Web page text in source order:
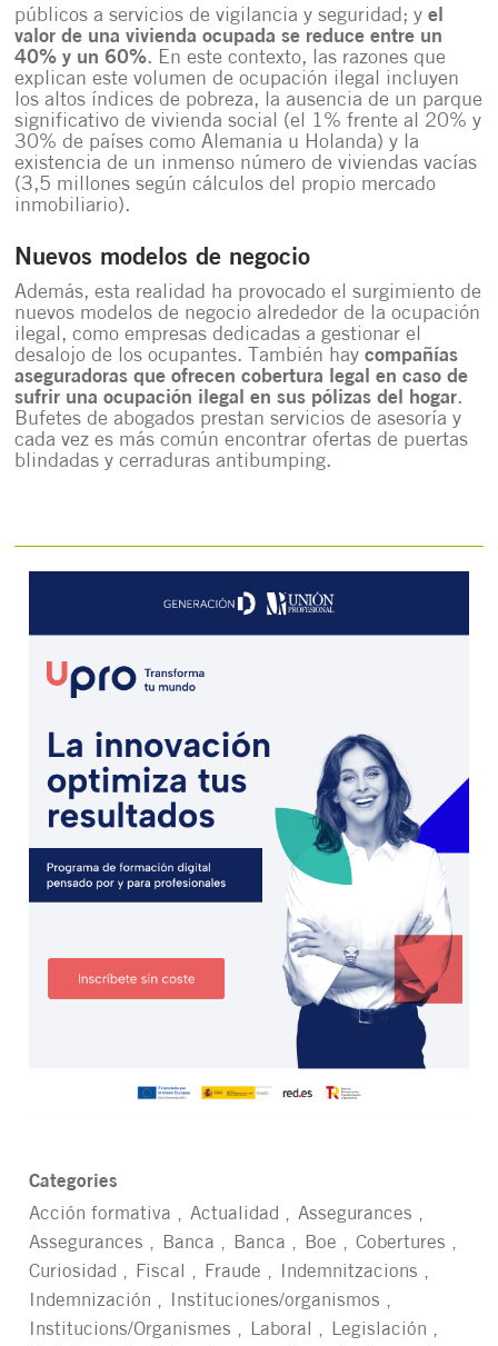
públicos a servicios de vigilancia y seguridad; yel
valor de una vivienda ocupada se reduce entre un
40% y un 60%. En este contexto, las razones que
explican este volumen de ocupación ilegal incluyen
los altos índices de pobreza, la ausencia de un parque
significativo de vivienda social (el 1% frente al 20% y
30% de países como Alemania u Holanda) y la
existencia de un inmenso número de viviendas vacías
(3,5 millones según cálculos del propio mercado
inmobiliario).
Nuevos modelos de negocio
Además, esta realidad ha provocado el surgimiento de
nuevos modelos de negocio alrededor de la ocupación
ilegal, como empresas dedicadas a gestionar el
desalojo de los ocupantes. También haycompañías
aseguradoras que ofrecen cobertura legal en caso de
sufrir una ocupación ilegal en sus pólizas del hogar.
Bufetes de abogados prestan servicios de asesoría y
cada vez es más común encontrar ofertas de puertas
blindadas y cerraduras antibumping.
Categories
Acción formativa
Actualidad
Assegurances
Assegurances
Banca Banca Boe
Cobertures
Curiosidad
Fiscal Fraude
Indemnitzacions
Indemnización
Instituciones/organismos
Institucions/Organismes
Laboral
Legislación